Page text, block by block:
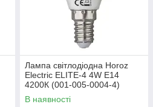
Лампа світлодіодна Horoz
Electric ELITE-4 4W Е14
4200К (001-005-0004-4)
В наявності